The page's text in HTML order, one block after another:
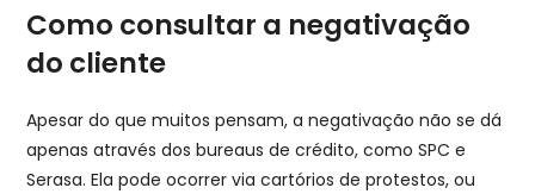
Como consultar a negativação
do cliente
Apesar do que muitos pensam, a negativação não se dá
apenas através dos bureaus de crédito, como SPC e
Serasa. Ela pode ocorrer via cartórios de protestos, ou